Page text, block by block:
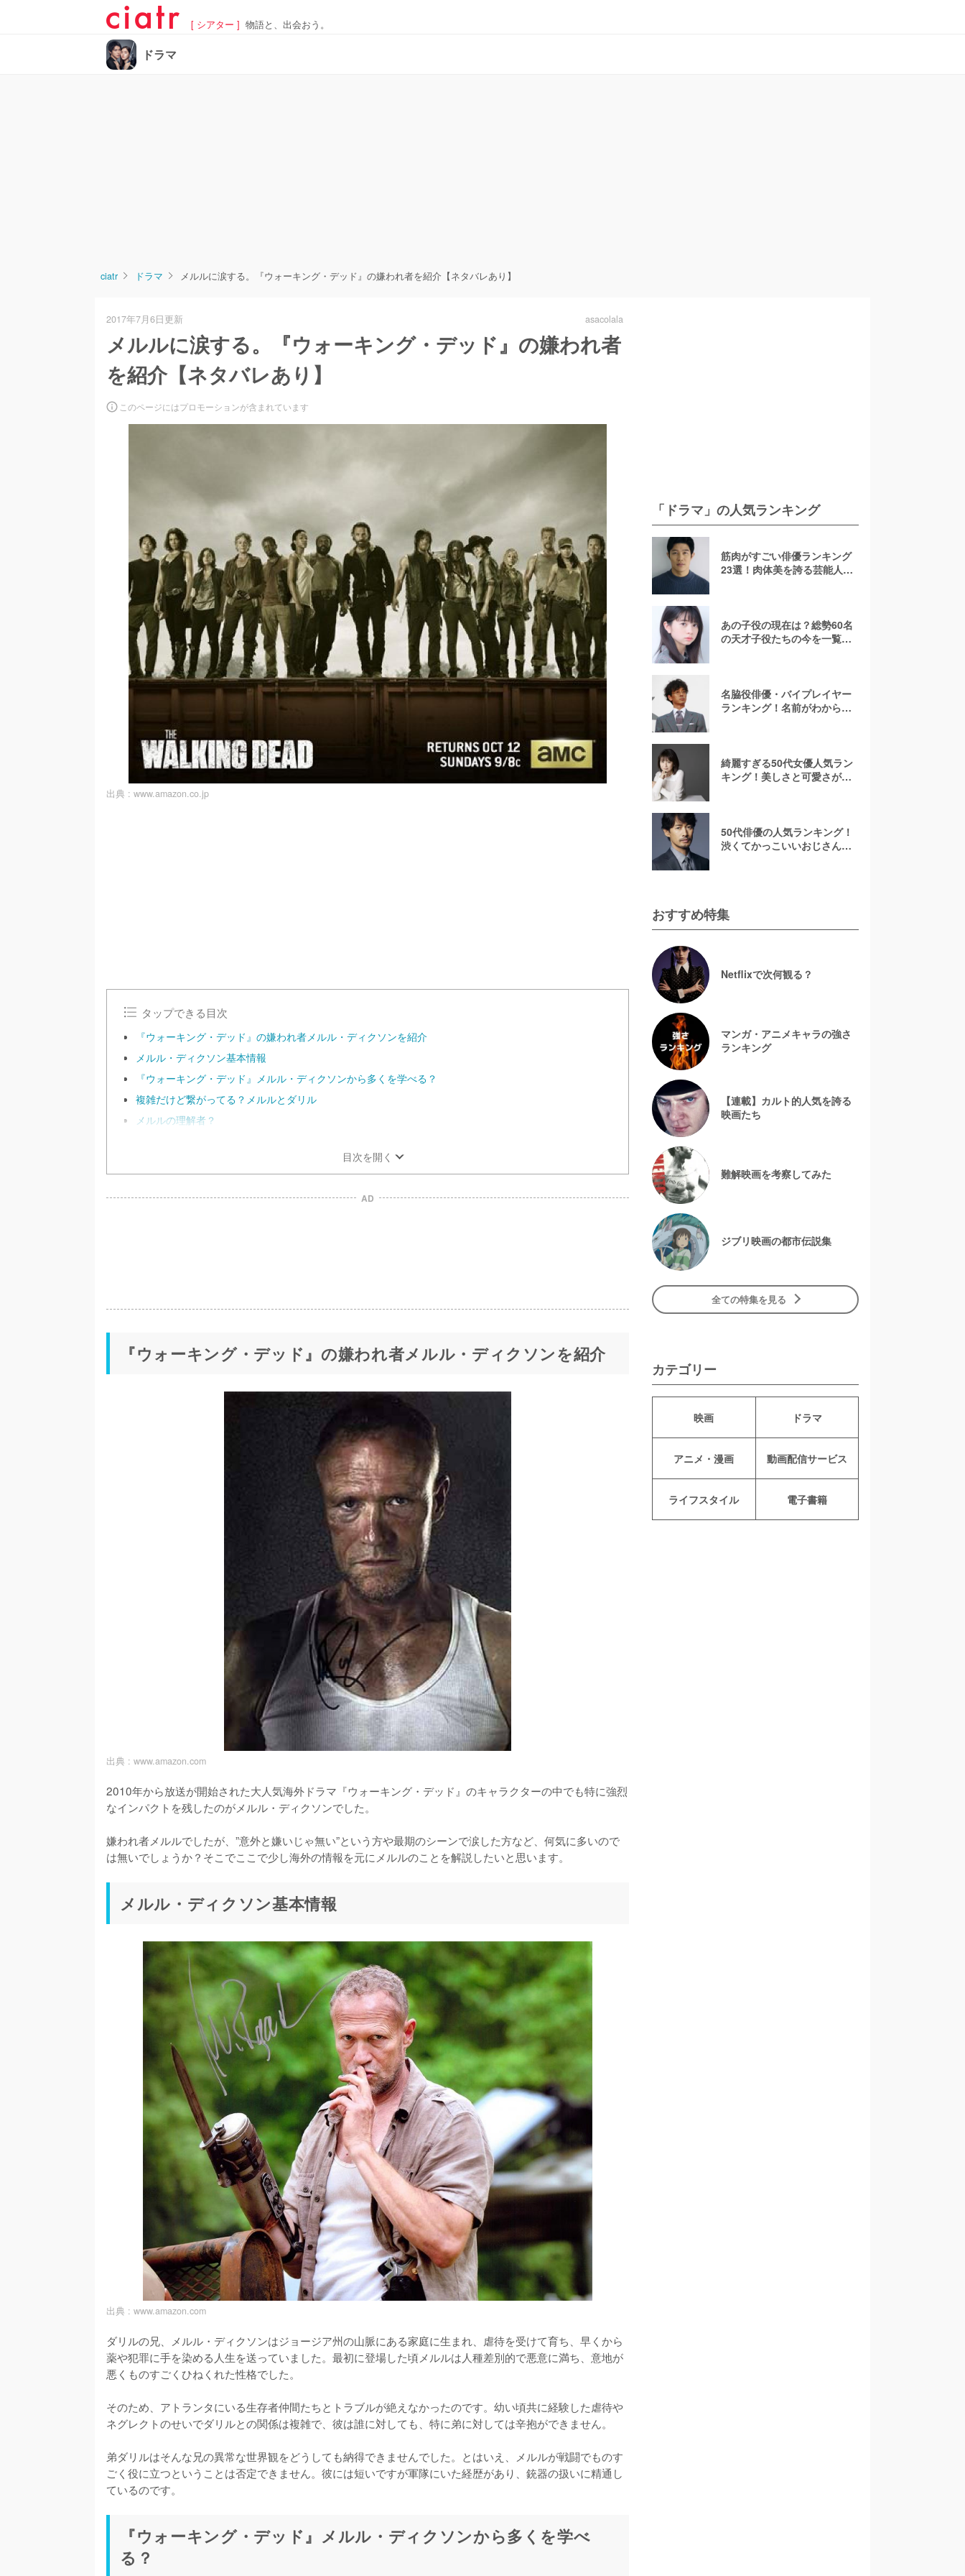
[ シアター ] 物語と、出会おう。
ドラマ
ciatr ドラマ メルルに涙する。『ウォーキング・デッド』の嫌われ者を紹介【ネタバレあり】
2017年7月6日更新 asacolala
メルルに涙する。『ウォーキング・デッド』の嫌われ者
を紹介【ネタバレあり】
このページにはプロモーションが含まれています
出典 : www.amazon.co.jp
タップできる目次
『ウォーキング・デッド』の嫌われ者メルル・ディクソンを紹介
メルル・ディクソン基本情報
『ウォーキング・デッド』メルル・ディクソンから多くを学べる？
複雑だけど繋がってる？メルルとダリル
メルルの理解者？
目次を開く
AD
『ウォーキング・デッド』の嫌われ者メルル・ディクソンを紹介
出典 : www.amazon.com
2010年から放送が開始された大人気海外ドラマ『ウォーキング・デッド』のキャラクターの中でも特に強烈
なインパクトを残したのがメルル・ディクソンでした。
嫌われ者メルルでしたが、”意外と嫌いじゃ無い”という方や最期のシーンで涙した方など、何気に多いので
は無いでしょうか？そこでここで少し海外の情報を元にメルルのことを解説したいと思います。
メルル・ディクソン基本情報
出典 : www.amazon.com
ダリルの兄、メルル・ディクソンはジョージア州の山脈にある家庭に生まれ、虐待を受けて育ち、早くから
薬や犯罪に手を染める人生を送っていました。最初に登場した頃メルルは人種差別的で悪意に満ち、意地が
悪くものすごくひねくれた性格でした。
そのため、アトランタにいる生存者仲間たちとトラブルが絶えなかったのです。幼い頃共に経験した虐待や
ネグレクトのせいでダリルとの関係は複雑で、彼は誰に対しても、特に弟に対しては辛抱ができません。
弟ダリルはそんな兄の異常な世界観をどうしても納得できませんでした。とはいえ、メルルが戦闘でものす
ごく役に立つということは否定できません。彼には短いですが軍隊にいた経歴があり、銃器の扱いに精通し
ているのです。
『ウォーキング・デッド』メルル・ディクソンから多くを学べ
る？
「ドラマ」の人気ランキング
筋肉がすごい俳優ランキング
23選！肉体美を誇る芸能人を
あの子役の現在は？総勢60名
の天才子役たちの今を一覧で
名脇役俳優・バイプレイヤー
ランキング！名前がわからな
綺麗すぎる50代女優人気ラン
キング！美しさと可愛さが魅
50代俳優の人気ランキング！
渋くてかっこいいおじさん俳
おすすめ特集
Netflixで次何観る？
マンガ・アニメキャラの強さ
ランキング
【連載】カルト的人気を誇る
映画たち
難解映画を考察してみた
ジブリ映画の都市伝説集
全ての特集を見る
カテゴリー
映画 ドラマ
アニメ・漫画 動画配信サービス
ライフスタイル 電子書籍